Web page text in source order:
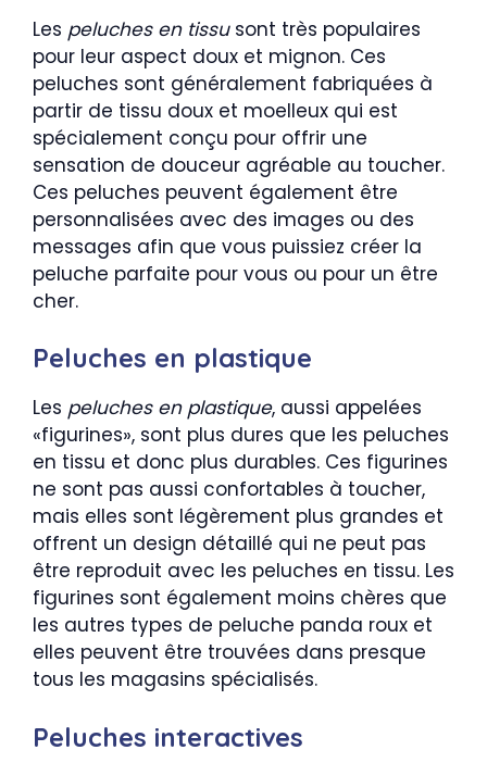
Les peluches en tissusont très populaires
pour leur aspect doux et mignon. Ces
peluches sont généralement fabriquées à
partir de tissu doux et moelleux qui est
spécialement conçu pour offrir une
sensation de douceur agréable au toucher.
Ces peluches peuvent également être
personnalisées avec des images ou des
messages afin que vous puissiez créer la
peluche parfaite pour vous ou pour un être
cher.
Peluches en plastique
Les peluches en plastique, aussi appelées
«figurines», sont plus dures que les peluches
en tissu et donc plus durables. Ces figurines
ne sont pas aussi confortables à toucher,
mais elles sont légèrement plus grandes et
offrent un design détaillé qui ne peut pas
être reproduit avec les peluches en tissu. Les
figurines sont également moins chères que
les autres types de peluche panda roux et
elles peuvent être trouvées dans presque
tous les magasins spécialisés.
Peluches interactives